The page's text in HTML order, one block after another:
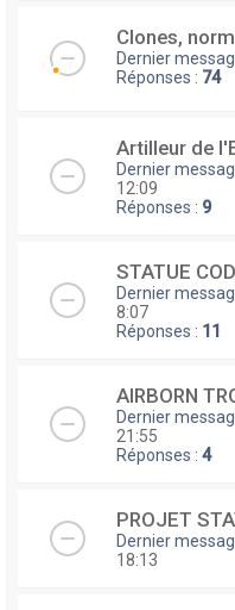
Clones,
Dernier
Réponses : 74
Artilleur de
Dernier
12:09
Réponses : 9
STATUE
Dernier
8:07
Réponses : 11
AIRBORN
Dernier
21:55
Réponses : 4
PROJET
Dernier
18:13